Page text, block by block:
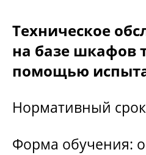
Техническое
на базе шкафов
помощью
Нормативный
Форма обучения: